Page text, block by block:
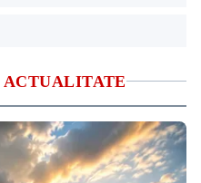
ACTUALITATE